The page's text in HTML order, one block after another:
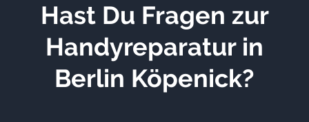
Hast Du Fragen zur
Handyreparatur in
Berlin Köpenick?